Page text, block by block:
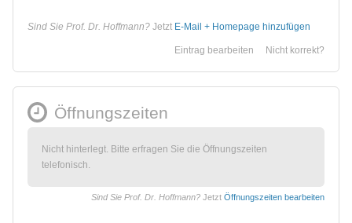
Sind Sie Prof. Dr. Hoffmann? Jetzt E-Mail + Homepage hinzufügen
Nicht korrekt?
Eintrag bearbeiten
Öffnungszeiten
Nicht hinterlegt. Bitte erfragen Sie die Öffnungszeiten
telefonisch.
Sind Sie Prof. Dr. Hoffmann? Jetzt Öffnungszeiten bearbeiten